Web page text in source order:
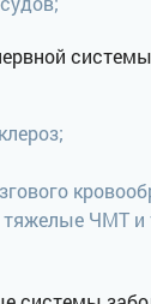
тяжелые ЧМТ